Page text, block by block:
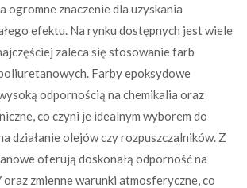
ogromne znaczenie dla uzyskania
efektu. Na rynku dostępnych jest wiele
zaleca się stosowanie farb
Farby epoksydowe
odpornością na chemikalia oraz
co czyni je idealnym wyborem do
działanie olejów czy rozpuszczalników. Z
oferują doskonałą odporność na
zmienne warunki atmosferyczne, co